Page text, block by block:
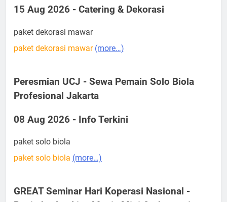
15 Aug 2026 - Catering & Dekorasi
paket dekorasi mawar
paket dekorasi mawar (more…)
Peresmian UCJ - Sewa Pemain Solo Biola
Profesional Jakarta
08 Aug 2026 - Info Terkini
paket solo biola
paket solo biola (more…)
GREAT Seminar Hari Koperasi Nasional -